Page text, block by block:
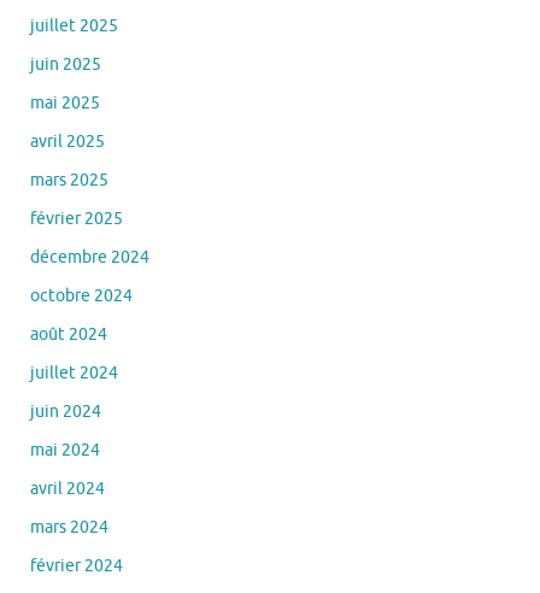
juillet 2025
juin 2025
mai 2025
avril 2025
mars 2025
février 2025
décembre 2024
octobre 2024
août 2024
juillet 2024
juin 2024
mai 2024
avril 2024
mars 2024
février 2024